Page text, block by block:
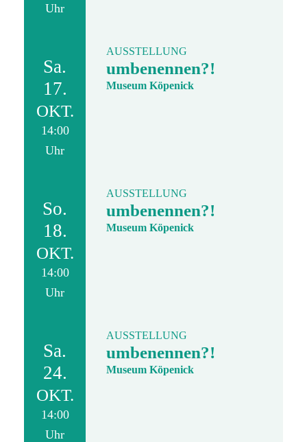
Uhr
Sa.
17.
OKT.
14:00
Uhr
AUSSTELLUNG
umbenennen?!
Museum Köpenick
So.
18.
OKT.
14:00
Uhr
AUSSTELLUNG
umbenennen?!
Museum Köpenick
Sa.
24.
OKT.
14:00
Uhr
AUSSTELLUNG
umbenennen?!
Museum Köpenick